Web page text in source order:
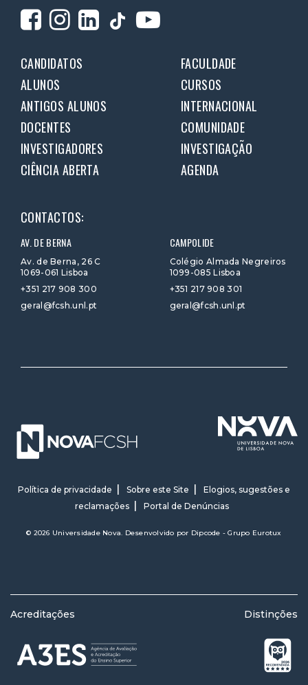
CANDIDATOS
FACULDADE
ALUNOS
CURSOS
ANTIGOS ALUNOS
INTERNACIONAL
DOCENTES
COMUNIDADE
INVESTIGADORES
INVESTIGAÇÃO
CIÊNCIA ABERTA
AGENDA
CONTACTOS:
AV. DE BERNA
Av. de Berna, 26 C
1069-061 Lisboa
+351 217 908 300
geral@fcsh.unl.pt
CAMPOLIDE
Colégio Almada Negreiros
1099-085 Lisboa
+351 217 908 301
geral@fcsh.unl.pt
Política de privacidade Sobre este Site
Elogios, sugestões e
reclamações
Portal de Denúncias
© 2026 Universidade Nova. Desenvolvido por Dipcode - Grupo Eurotux
Acreditações Distinções